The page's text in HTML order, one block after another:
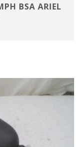
BSA ARIEL